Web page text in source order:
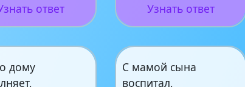
ответ Узнать ответ
дому
С мамой сына
воспитал,